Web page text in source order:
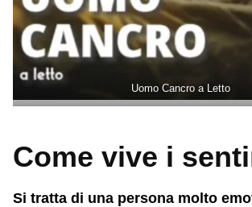
Uomo Cancro a Letto
Come vive i
Si tratta di una persona molto